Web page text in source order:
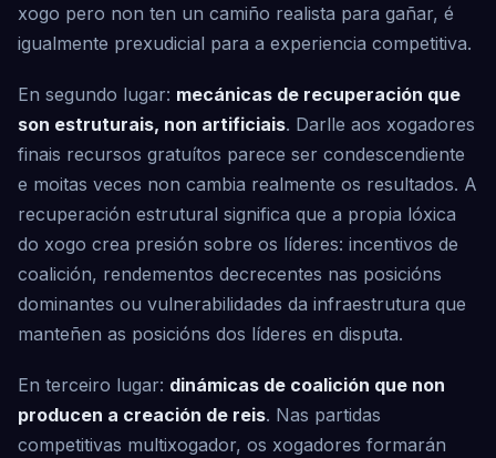
xogo pero non ten un camiño realista para gañar, é
igualmente prexudicial para a experiencia competitiva.
En segundo lugar: mecánicas de recuperación que
son estruturais, non artificiais. Darlle aos xogadores
finais recursos gratuítos parece ser condescendiente
e moitas veces non cambia realmente os resultados. A
recuperación estrutural significa que a propia lóxica
do xogo crea presión sobre os líderes: incentivos de
coalición, rendementos decrecentes nas posicións
dominantes ou vulnerabilidades da infraestrutura que
manteñen as posicións dos líderes en disputa.
En terceiro lugar: dinámicas de coalición que non
producen a creación de reis. Nas partidas
competitivas multixogador, os xogadores formarán